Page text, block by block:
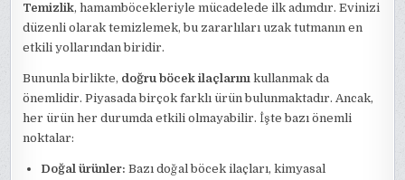
Temizlik, hamamböcekleriyle mücadelede ilk adımdır. Evinizi
düzenli olarak temizlemek, bu zararlıları uzak tutmanın en
etkili yollarından biridir.
Bununla birlikte, doğru böcek ilaçlarını kullanmak da
önemlidir. Piyasada birçok farklı ürün bulunmaktadır. Ancak,
her ürün her durumda etkili olmayabilir. İşte bazı önemli
noktalar:
Doğal ürünler: Bazı doğal böcek ilaçları, kimyasal